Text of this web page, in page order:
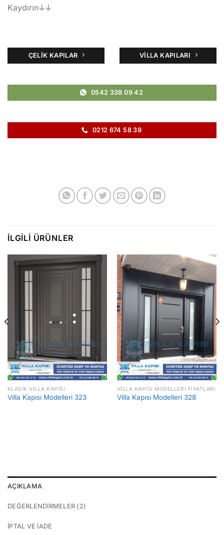
Kaydırın↓↓
ÇELIK KAPILAR VILLA KAPILARI
0542 338 09 42
0212 674 58 39
İLGILI ÜRÜNLER
KLASIK VILLA KAPISI
Villa Kapısı Modelleri 323
VILLA KAPISI MODELLERI FIYATLARI
Villa Kapısı Modelleri 328
AÇIKLAMA
DEĞERLENDIRMELER (2)
İPTAL VE İADE